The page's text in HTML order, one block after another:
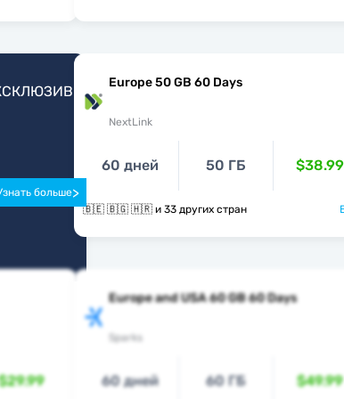
больше>
Europe 50 GB 60 Days
NextLink
60 дней 50 ГБ $38.99
🇧🇪 🇧🇬 🇭🇷 и 33 других стран
Europe and USA 60 GB 60 Days
Sparks
60 дней 60 ГБ $49.99